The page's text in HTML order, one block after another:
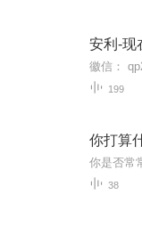
安利-现
199
你打算
38